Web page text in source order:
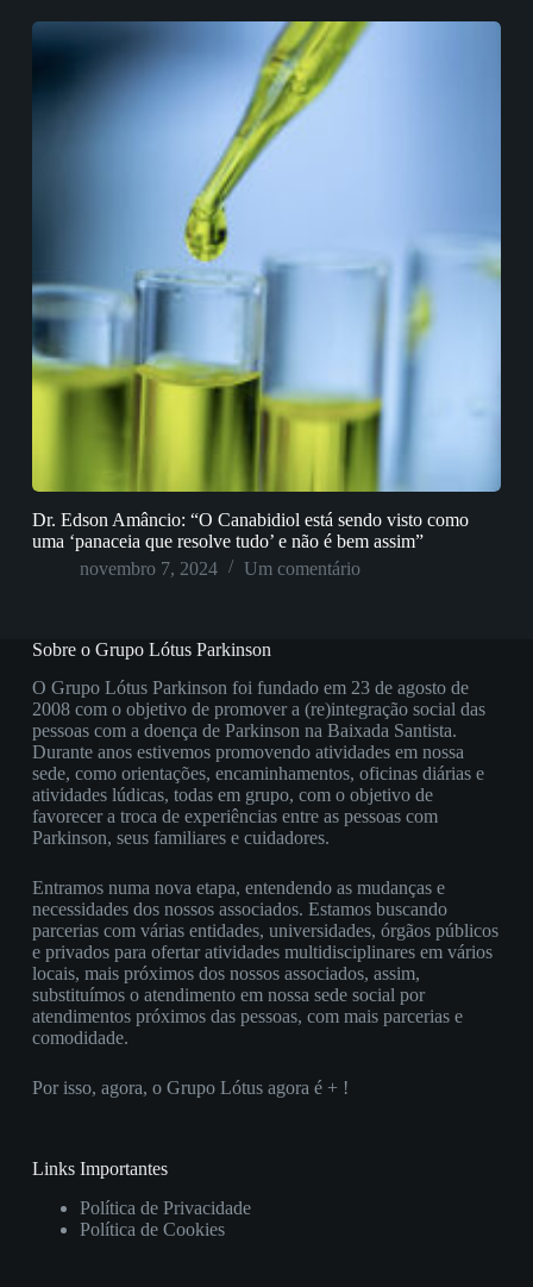
Dr. Edson Amâncio: “O Canabidiol está sendo visto como
uma ‘panaceia que resolve tudo’ e não é bem assim”
novembro 7, 2024
Um comentário
Sobre o Grupo Lótus Parkinson
O Grupo Lótus Parkinson foi fundado em 23 de agosto de
2008 com o objetivo de promover a (re)integração social das
pessoas com a doença de Parkinson na Baixada Santista.
Durante anos estivemos promovendo atividades em nossa
sede, como orientações, encaminhamentos, oficinas diárias e
atividades lúdicas, todas em grupo, com o objetivo de
favorecer a troca de experiências entre as pessoas com
Parkinson, seus familiares e cuidadores.
Entramos numa nova etapa, entendendo as mudanças e
necessidades dos nossos associados. Estamos buscando
parcerias com várias entidades, universidades, órgãos públicos
e privados para ofertar atividades multidisciplinares em vários
locais, mais próximos dos nossos associados, assim,
substituímos o atendimento em nossa sede social por
atendimentos próximos das pessoas, com mais parcerias e
comodidade.
Por isso, agora, o Grupo Lótus agora é + !
Links Importantes
Política de Privacidade
Política de Cookies